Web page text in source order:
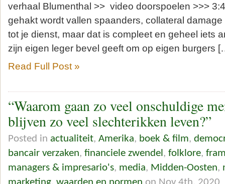
verhaal Blumenthal >> video doorspoelen >>>
gehakt wordt vallen spaanders, collateral
tot je dienst, maar dat is compleet en geheel iets
zijn eigen leger bevel geeft om op eigen burgers
Read Full Post »
“Waarom gaan zo veel onschuldige
blijven zo veel slechterikken leven?”
Posted in actualiteit, Amerika, boek & film,
bancair verzaken, financiele zwendel , folklore,
managers & impresario's, media, Midden-Oosten,